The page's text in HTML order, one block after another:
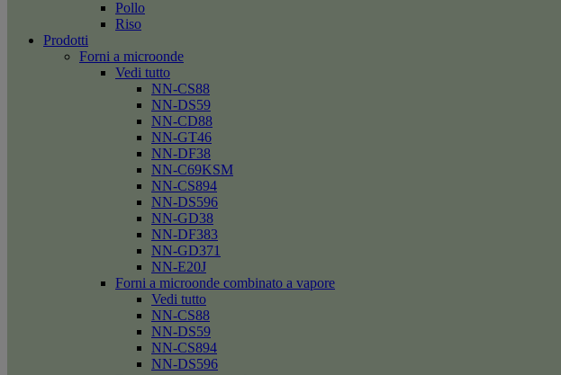
Pollo
Riso
Prodotti
Forni a microonde
Vedi tutto
NN-CS88
NN-DS59
NN-CD88
NN-GT46
NN-DF38
NN-C69KSM
NN-CS894
NN-DS596
NN-GD38
NN-DF383
NN-GD371
NN-E20J
Forni a microonde combinato a vapore
Vedi tutto
NN-CS88
NN-DS59
NN-CS894
NN-DS596